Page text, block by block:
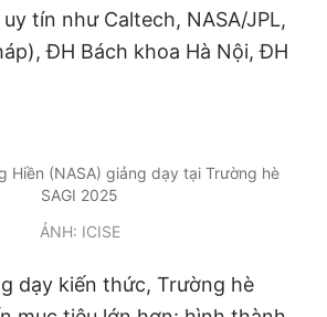
tín như Caltech, NASA/JPL,
ĐH Bách khoa Hà Nội, ĐH
Hiền (NASA) giảng dạy tại Trường hè
SAGI 2025
ẢNH: ICISE
dạy kiến thức, Trường hè